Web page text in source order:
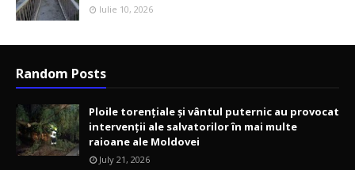
Iulie 10, 2026
Random Posts
Ploile torențiale și vântul puternic au provocat
intervenții ale salvatorilor în mai multe
raioane ale Moldovei
July 21, 2026